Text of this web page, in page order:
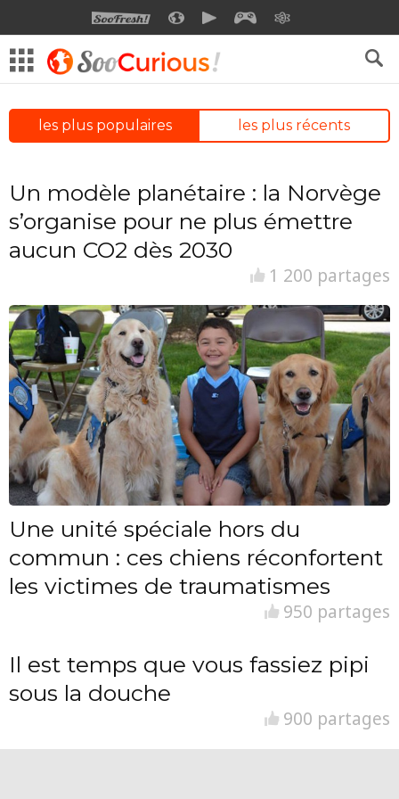
SOOFRESHSOOCURIOUSSOOMOTIONSOOGEEK
les plus populaires les plus récents
Un modèle planétaire : la Norvège
s’organise pour ne plus émettre
aucun CO2 dès 2030
1 200 partages
Une unité spéciale hors du
commun : ces chiens réconfortent
les victimes de traumatismes
950 partages
Il est temps que vous fassiez pipi
sous la douche
900 partages